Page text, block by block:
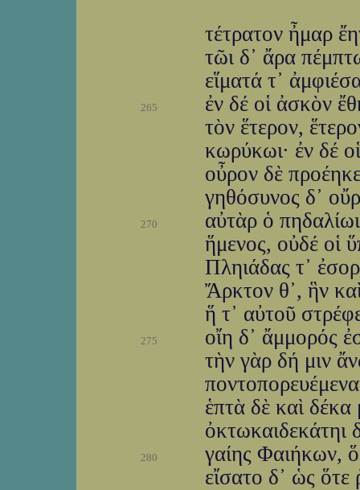
τέτρατον ἦμαρ
τῶι δ᾽ ἄρα
εἵματά τ᾽
265
ἐν δέ οἱ ἀσκὸν
τὸν ἕτερον,
κωρύκωι· ἐν δέ
οὖρον δὲ
γηθόσυνος δ᾽
270
αὐτὰρ ὁ
ἥμενος, οὐδέ οἱ
Πληιάδας τ᾽
Ἄρκτον θ᾽, ἣν
ἥ τ᾽ αὐτοῦ
275
οἴη δ᾽ ἄμμορός
τὴν γὰρ δή μιν
ἑπτὰ δὲ καὶ
ὀκτωκαιδεκάτηι
280
γαίης Φαιήκων,
εἴσατο δ᾽ ὡς ὅτε